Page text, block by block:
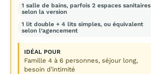
1 salle de bains, parfois 2 espaces sanitaires
selon la version
1 lit double + 4 lits simples, ou équivalent
selon l’agencement
IDÉAL POUR
Famille 4 à 6 personnes, séjour long,
besoin d’intimité